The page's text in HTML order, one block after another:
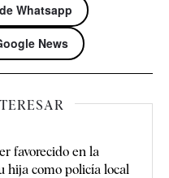
Whatsapp
News
favorecido en la
hija como policía local